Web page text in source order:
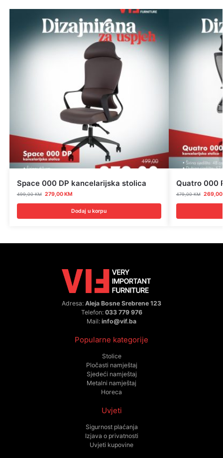
Space 000 DP kancelarijska stolica
499,00KM 279,00KM
Dodaj u korpu
Quatro 000
479,00KM
Adresa: Aleja Bosne Srebrene 123
Telefon: 033 779 976
Mail: info@vif.ba
Popularne kategorije
Stolice
Pločasti namještaj
Sjedeći namještaj
Metalni namještaj
Horeca
Uvjeti
Sigurnost plaćanja
Izjava o privatnosti
Uvjeti kupovine